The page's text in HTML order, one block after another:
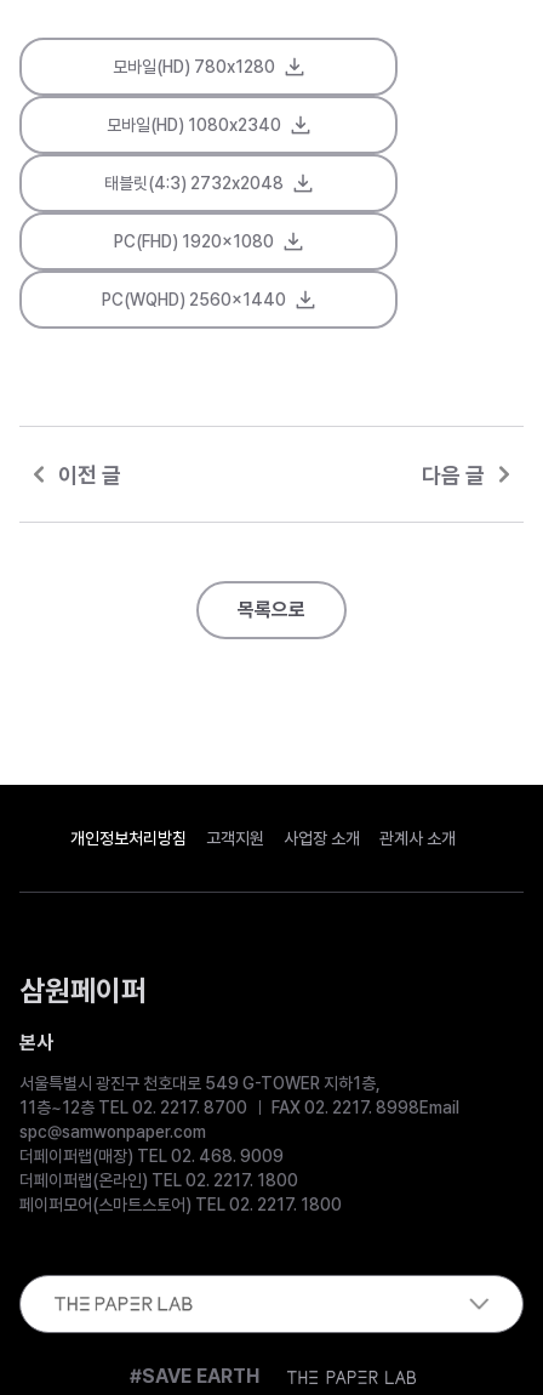
모바일(HD) 780x1280
모바일(HD) 1080x2340
태블릿(4:3) 2732x2048
PC(FHD) 1920x1080
PC(WQHD) 2560x1440
이전 글 다음 글
목록으로
개인정보처리방침 고객지원 사업장 소개 관계사 소개
삼원페이퍼
본사
서울특별시 광진구 천호대로 549 G-TOWER 지하1층,
11층~12층 TEL 02. 2217. 8700
FAX 02. 2217. 8998Email
spc@samwonpaper.com
더페이퍼랩(매장) TEL 02. 468. 9009
더페이퍼랩(온라인) TEL 02. 2217. 1800
페이퍼모어(스마트스토어) TEL 02. 2217. 1800
#SAVE EARTH